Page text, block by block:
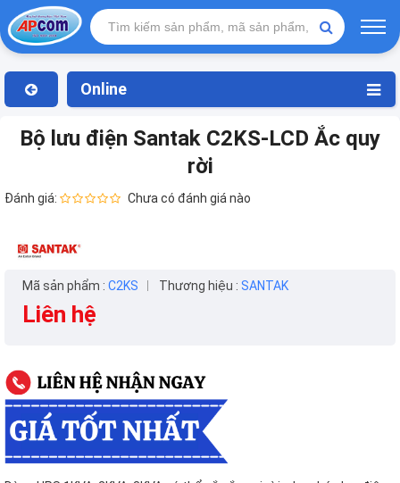
Online
Bộ lưu điện Santak C2KS-LCD Ắc quy
rời
Đánh giá: Chưa có đánh giá nào
Mã sản phẩm : C2KS Thương hiệu : SANTAK
Liên hệ